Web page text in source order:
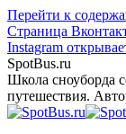
Перейти к
Страница
Instagram
SpotBus.ru
Школа сноуборда
путешествия.